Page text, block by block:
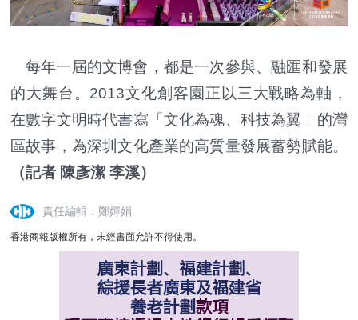
每年一屆的文博會，都是一次參與、融匯和發展
的大舞台。2013文化創客園正以三大戰略為軸，
在數字文明時代書寫「文化為魂、科技為翼」的灣
區故事，為深圳文化產業的高質量發展蓄勢賦能。
（記者 陳彥潔 李溪）
責任編輯：鄭嬋娟
香港商報版權所有，未經書面允許不得使用。